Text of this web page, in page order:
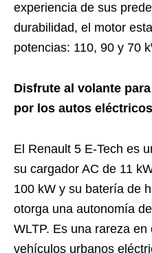
experiencia de sus
durabilidad, el motor
potencias: 110, 90 y 70
Disfrute al volante
por los autos eléctricos
​El Renault 5 E-Tech es
su cargador AC de 11
100 kW y su batería de
otorga una autonomía
WLTP. Es una rareza
vehículos urbanos